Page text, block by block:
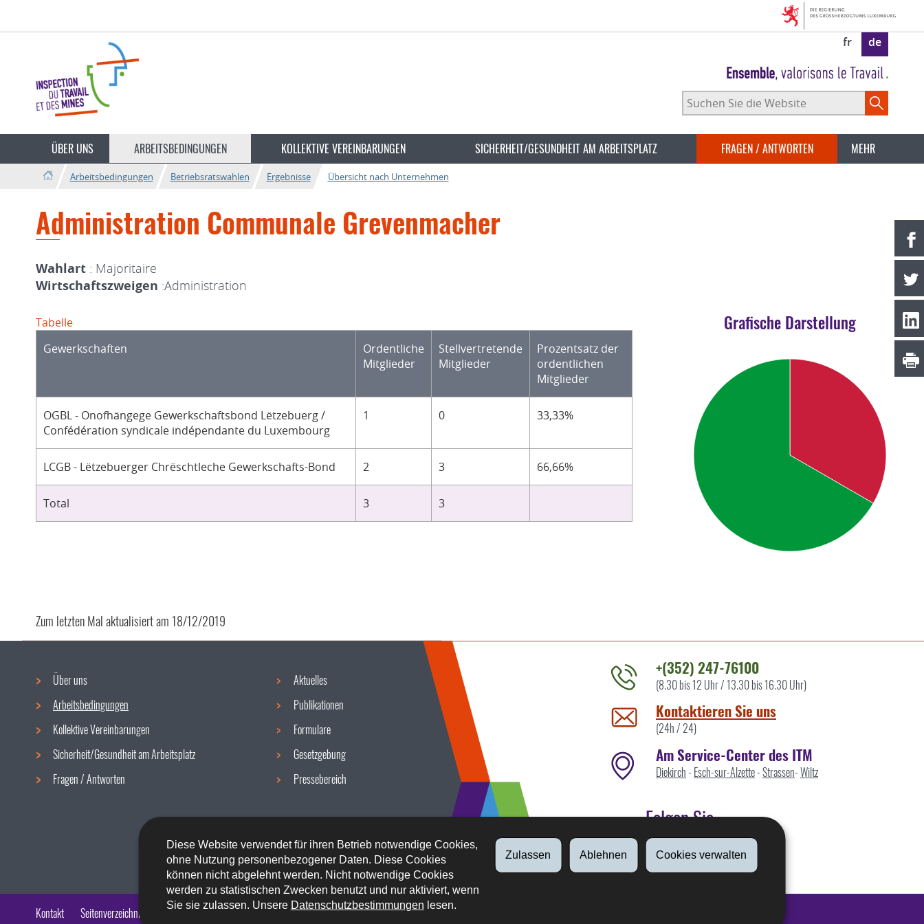
Diese Website verwendet für ihren Betrieb notwendige Cookies,
ohne Nutzung personenbezogener Daten. Diese Cookies
können nicht abgelehnt werden. Nicht notwendige Cookies
werden zu statistischen Zwecken benutzt und nur aktiviert, wenn
Sie sie zulassen. Unsere Datenschutzbestimmungen lesen.
Zulassen Ablehnen Cookies verwalten
wechseln
fr de
Suchen
Sie
Website
ÜBER UNS ARBEITSBEDINGUNGEN KOLLEKTIVE VEREINBARUNGEN SICHERHEIT/GESUNDHEIT AM ARBEITSPLATZ FRAGEN / ANTWORTEN MEHR
Arbeitsbedingungen Betriebsratswahlen Ergebnisse Übersicht nach Unternehmen
Administration Communale Grevenmacher
Wahlart : Majoritaire
Wirtschaftszweigen :Administration
Tabelle
Gewerkschaften
Ordentliche
Mitglieder
Stellvertretende
Mitglieder
Prozentsatz der
ordentlichen
Mitglieder
OGBL - Onofhängege Gewerkschaftsbond Lëtzebuerg /
Confédération syndicale indépendante du Luxembourg
1 0 33,33%
LCGB - Lëtzebuerger Chrëschtleche Gewerkschafts-Bond 2 3 66,66%
Total 3 3
Grafische Darstellung
Zum letzten Mal aktualisiert am18/12/2019
Navigationsmenü
Über uns
Arbeitsbedingungen
Kollektive Vereinbarungen
Sicherheit/Gesundheit am Arbeitsplatz
Fragen / Antworten
Aktuelles
Publikationen
Formulare
Gesetzgebung
Pressebereich
Kontaktieren
Sie
uns
+(352) 247-76100
(8.30 bis 12 Uhr / 13.30 bis 16.30 Uhr)
Kontaktieren Sie uns
(24h / 24)
Am Service-Center des ITM
Diekirch- Esch-sur-Alzette-Strassen-Wiltz
Folgen Sie
Linkedin
Kontakt Seitenverzeichnis Impressum Barrierefreiheit Rechtliche Aspekte Datenschutz